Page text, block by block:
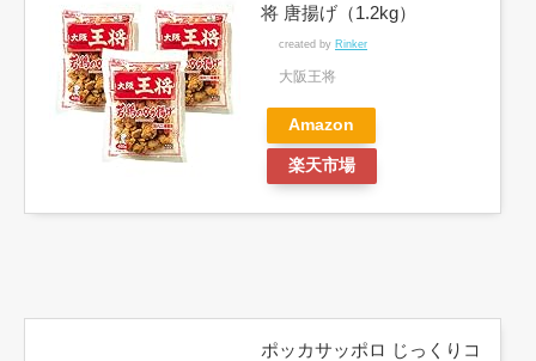
将 唐揚げ（1.2kg）
created by Rinker
大阪王将
Amazon
楽天市場
ポッカサッポロ じっくりコ